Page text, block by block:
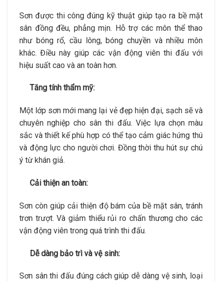
Sơn được thi công đúng kỹ thuật giúp tạo ra bề mặt
sân đồng đều, phẳng mịn. Hỗ trợ các môn thể thao
như bóng rổ, cầu lông, bóng chuyền và nhiều môn
khác. Điều này giúp các vận động viên thi đấu với
hiệu suất cao và an toàn hơn.
Tăng tính thẩm mỹ:
Một lớp sơn mới mang lại vẻ đẹp hiện đại, sạch sẽ và
chuyên nghiệp cho sân thi đấu. Việc lựa chọn màu
sắc và thiết kế phù hợp có thể tạo cảm giác hứng thú
và động lực cho người chơi. Đồng thời thu hút sự chú
ý từ khán giả.
Cải thiện an toàn:
Sơn còn giúp cải thiện độ bám của bề mặt sân, tránh
trơn trượt. Và giảm thiểu rủi ro chấn thương cho các
vận động viên trong quá trình thi đấu.
Dễ dàng bảo trì và vệ sinh:
Sơn sân thi đấu đúng cách giúp dễ dàng vệ sinh, loại